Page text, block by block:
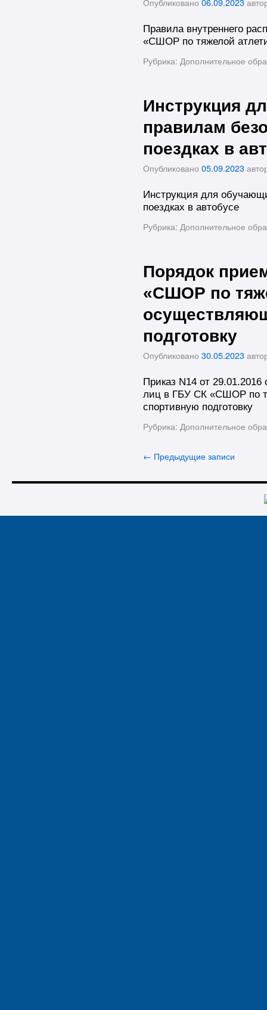
Правила внутреннего
«СШОР по тяжелой
Рубрика: Дополнительное
Инструкция
правилам
поездках в
Опубликовано 05.09.2023
Инструкция для
поездках в автобусе
Рубрика: Дополнительное
Порядок
«СШОР по
подготовку
Опубликовано 30.05.2023
Приказ N14 от
лиц в ГБУ СК «СШОР по
спортивную подготовку
Рубрика: Дополнительное
← Предыдущие записи